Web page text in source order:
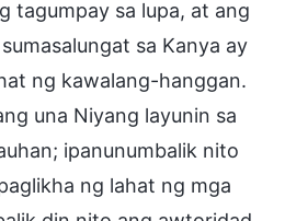
tagumpay sa lupa, at ang
sa Kanya ay
ng kawalang-hanggan.
una Niyang layunin sa
ipanunumbalik nito
ng lahat ng mga